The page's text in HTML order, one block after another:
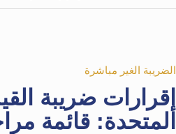
الضريبة الغير مباشرة
إقرارات ضريبة
المتحدة: قائمة